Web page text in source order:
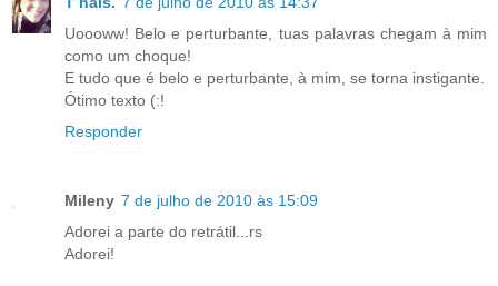
Uoooww! Belo e perturbante, tuas palavras chegam à mim
como um choque!
E tudo que é belo e perturbante, à mim, se torna instigante.
Ótimo texto (:!
Responder
Mileny 7 de julho de 2010 às 15:09
Adorei a parte do retrátil...rs
Adorei!